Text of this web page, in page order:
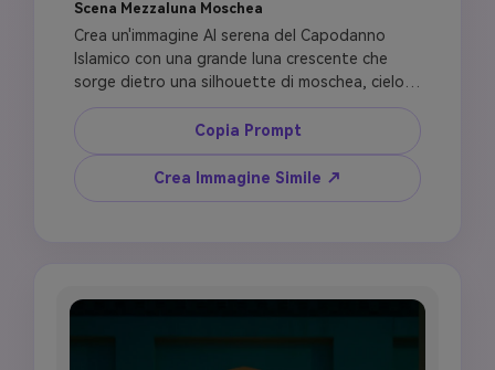
Scena Mezzaluna Moschea
Crea un'immagine AI serena del Capodanno
Islamico con una grande luna crescente che
sorge dietro una silhouette di moschea, cielo
stellato pacifico, lanterne calde lungo un
cortile tranquillo, dettagli geometrici islamici
sottili, atmosfera Capodanno Hijri 1448 AH,
luce soffusa cinematografica, tono spirituale
elegante, stile poster ad alta risoluzione,
Copia Prompt
Crea Immagine Simile ↗